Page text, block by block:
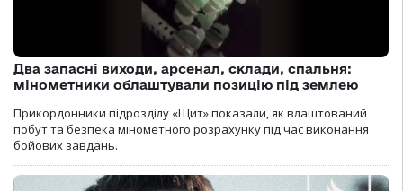
Два запасні виходи, арсенал, склади, спальня:
мінометники облаштували позицію під землею
Прикордонники підрозділу «Щит» показали, як влаштований
побут та безпека мінометного розрахунку під час виконання
бойових завдань.